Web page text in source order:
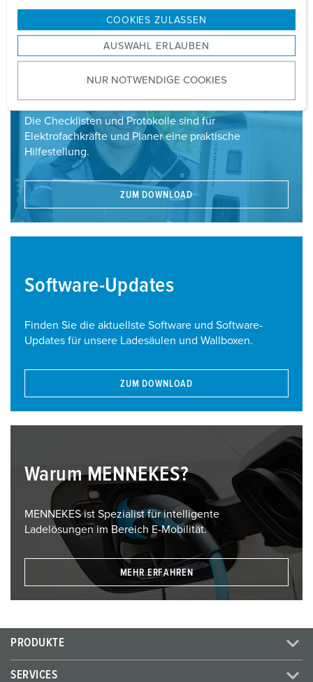
s
u
w
COOKIES ZULASSEN
AUSWAHL ERLAUBEN
NUR NOTWENDIGE COOKIES
Mehr Wissen über eMobility bei MENNEKES
Dokumente für Installateure
Die Checklisten und Protokolle sind für
Elektrofachkräfte und Planer eine praktische
Hilfestellung.
ZUM DOWNLOAD
Software-Updates
Finden Sie die aktuellste Software und Software-
Updates für unsere Ladesäulen und Wallboxen.
ZUM DOWNLOAD
Warum MENNEKES?
MENNEKES ist Spezialist für intelligente
Ladelösungen im Bereich E-Mobilität.
MEHR ERFAHREN
PRODUKTE
SERVICES